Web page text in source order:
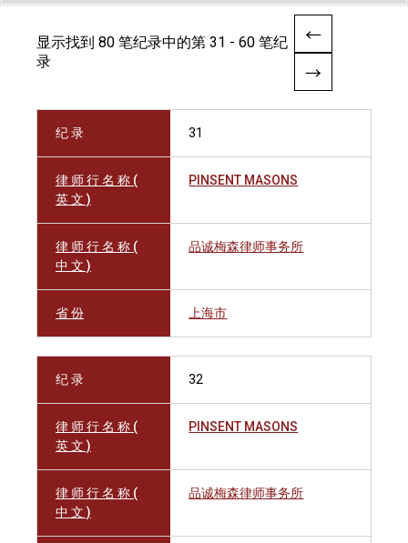
显示找到 80 笔纪录中的第 31 - 60 笔纪
录
纪 录 31
律 师 行 名 称 (
英 文 )
PINSENT MASONS
律 师 行 名 称 (
中 文 )
品诚梅森律师事务所
省 份 上海市
纪 录 32
律 师 行 名 称 (
英 文 )
PINSENT MASONS
律 师 行 名 称 (
中 文 )
品诚梅森律师事务所